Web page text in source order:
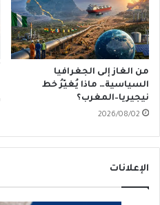
من الغاز إلى الجغرافيا
السياسية… ماذا يُغيّرُ خط
نيجيريا–المغرب؟
2026/08/02
الإعلانات